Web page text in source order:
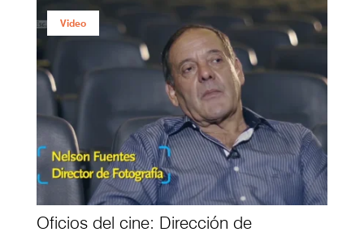
Video
Oficios del cine: Dirección de